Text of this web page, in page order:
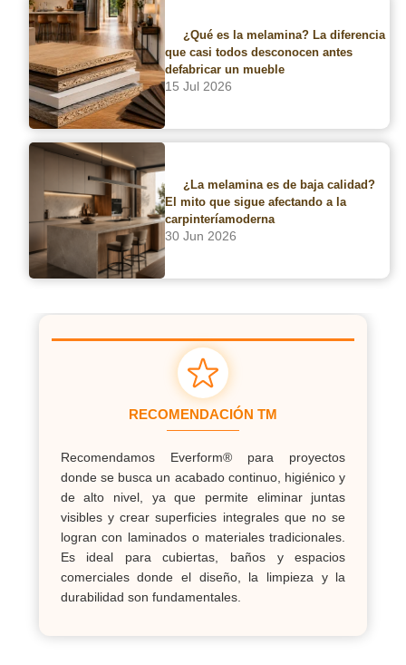
COTIZA CON UN ASESOR
DESCRIPCIÓN
Everform® de Formica es una superficie sólida de alto
desempeño que permite crear diseños continuos sin
juntas visibles, ofreciendo una apariencia limpia,
moderna y altamente higiénica. Gracias a su
composición de resinas acrílicas y minerales, es un
material no poroso, fácil de mantener y altamente
versátil para aplicaciones en cocinas, baños y espacios
comerciales.
RECOMENDACIÓN TM
Recomendamos Everform® para proyectos
donde se busca un acabado continuo, higiénico y
de alto nivel, ya que permite eliminar juntas
visibles y crear superficies integrales que no se
logran con laminados o materiales tradicionales.
Es ideal para cubiertas, baños y espacios
comerciales donde el diseño, la limpieza y la
durabilidad son fundamentales.
¿Qué es la melamina? La diferencia
que casi todos desconocen antes
defabricar un mueble
15 Jul 2026
¿La melamina es de baja calidad?
El mito que sigue afectando a la
carpinteríamoderna
30 Jun 2026